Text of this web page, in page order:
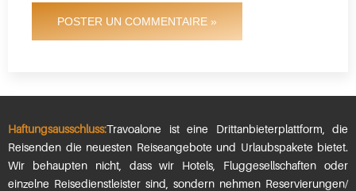
POSTER UN COMMENTAIRE »
Haftungsausschluss:Travoalone ist eine Drittanbieterplattform, die
Reisenden die neuesten Reiseangebote und Urlaubspakete bietet.
Wir behaupten nicht, dass wir Hotels, Fluggesellschaften oder
einzelne Reisedienstleister sind, sondern nehmen Reservierungen/